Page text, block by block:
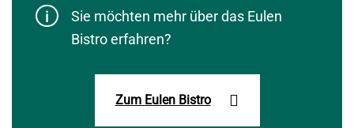
Sie möchten mehr über das Eulen
Bistro erfahren?
Zum Eulen Bistro